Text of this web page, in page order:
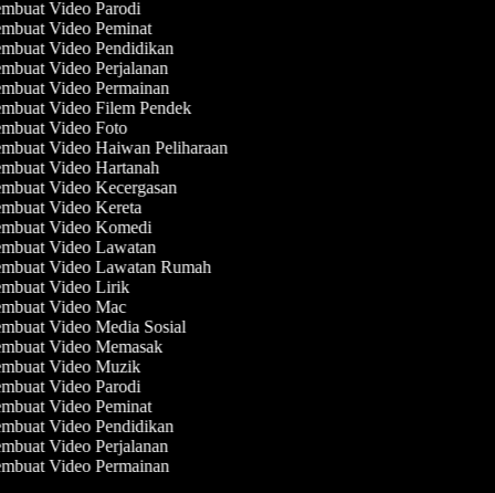
Video Parodi
Video Peminat
Video Pendidikan
Video Perjalanan
Video Permainan
Video Filem Pendek
Video Foto
Video Haiwan Peliharaan
Video Hartanah
Video Kecergasan
Video Kereta
Video Komedi
Video Lawatan
Video Lawatan Rumah
Video Lirik
Video Mac
Video Media Sosial
Video Memasak
Video Muzik
Video Parodi
Video Peminat
Video Pendidikan
Video Perjalanan
Video Permainan